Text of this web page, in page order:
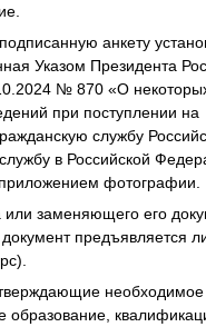
анкету
Указом Президента
№ 870 «О
при поступлении на
службу
в Российской
фотографии.
заменяющего его
предъявляется
необходимое
образование,